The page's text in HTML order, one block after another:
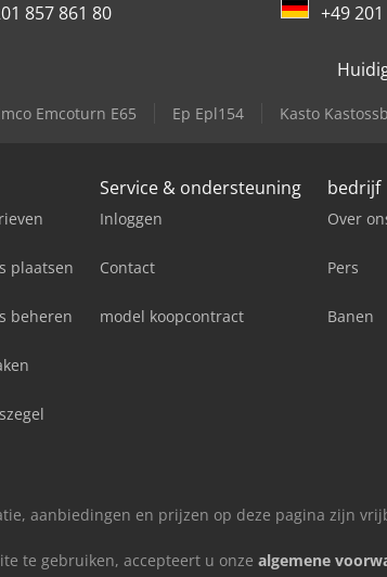
857 861 80 +49
Emcoturn E65 Ep Epl154 Kasto
plaatsen
beheren
Service & ondersteuning
Inloggen
Contact
model koopcontract
bedrijf
Over
Pers
Banen
aanbiedingen en prijzen op deze pagina zijn
te gebruiken, accepteert u onze algemene